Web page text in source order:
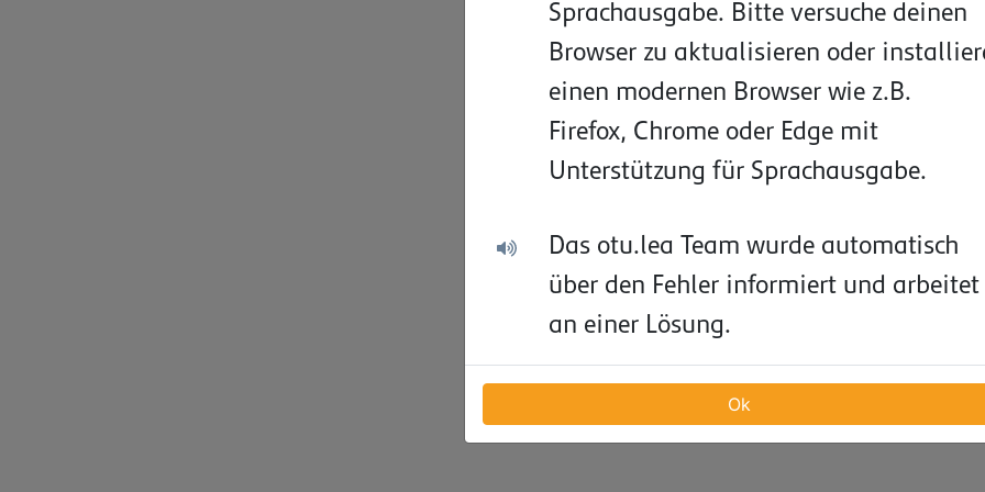
Sprachausgabe. Bitte versuche deinen
Browser zu aktualisieren oder
einen modernen Browser wie z.B.
Firefox, Chrome oder Edge mit
Unterstützung für Sprachausgabe.
Das otu.lea Team wurde automatisch
über den Fehler informiert und arbeitet
an einer Lösung.
Ok